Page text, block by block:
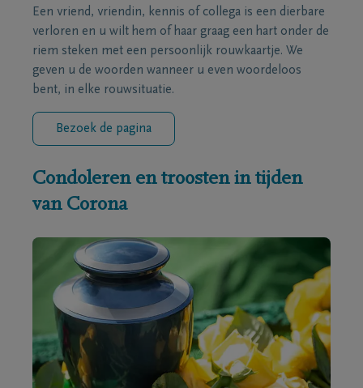
Een vriend, vriendin, kennis of collega is een dierbare
verloren en u wilt hem of haar graag een hart onder de
riem steken met een persoonlijk rouwkaartje. We
geven u de woorden wanneer u even woordeloos
bent, in elke rouwsituatie.
Bezoek de pagina
Condoleren en troosten in tijden
van Corona